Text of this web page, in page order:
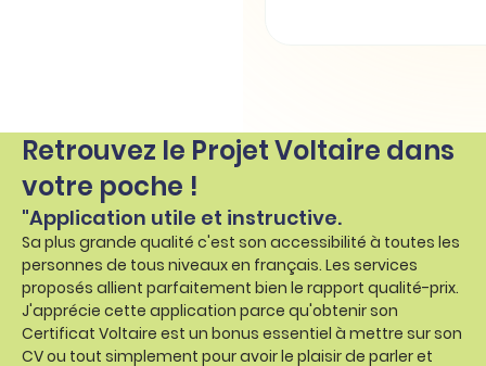
Retrouvez le Projet Voltaire dans
votre poche !
"Application utile et instructive.
Sa plus grande qualité c'est son accessibilité à toutes les
personnes de tous niveaux en français. Les services
proposés allient parfaitement bien le rapport qualité-prix.
J'apprécie cette application parce qu'obtenir son
Certificat Voltaire est un bonus essentiel à mettre sur son
CV ou tout simplement pour avoir le plaisir de parler et